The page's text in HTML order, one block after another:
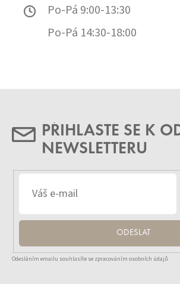
Po-Pá 9:00-13:30
Po-Pá 14:30-18:00
PŘIHLASTE SE K
NEWSLETTERU
ODESLAT
Odesláním emailu souhlasíte se zpracováním osobních údajů.